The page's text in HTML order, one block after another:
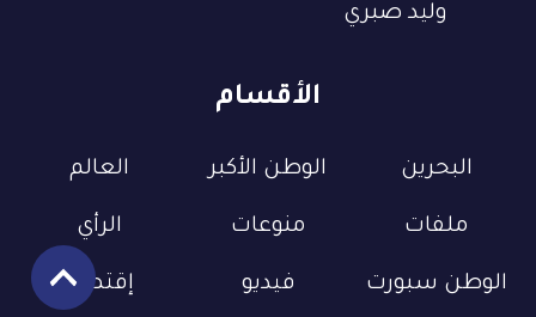
الأقسام
البحرين الوطن الأكبر العالم
ملفات منوعات الرأي
الوطن سبورت فيديو إقتصاد
وليد صبري